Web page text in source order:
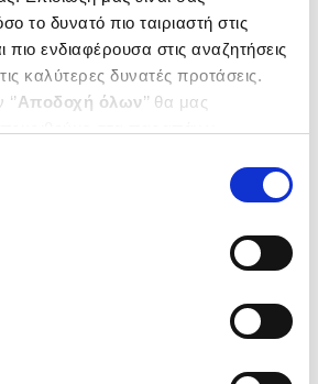
το δυνατό πιο ταιριαστή στις
πιο ενδιαφέρουσα στις αναζητήσεις
καλύτερες δυνατές προτάσεις.
Αποδοχή όλων’’ θα μας
επιλέξετε από τα παρακάτω με την
΄΄και να ενημερωθείτε σχετικά με